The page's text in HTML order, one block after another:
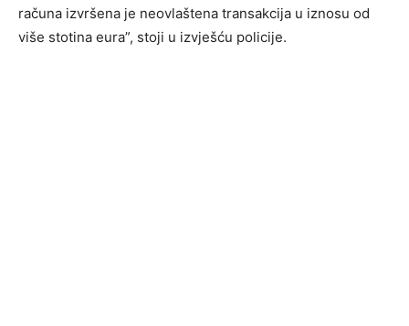
računa izvršena je neovlaštena transakcija u iznosu od
više stotina eura”, stoji u izvješću policije.